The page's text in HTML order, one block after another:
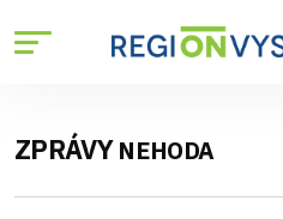
ZPRÁVYNEHODA